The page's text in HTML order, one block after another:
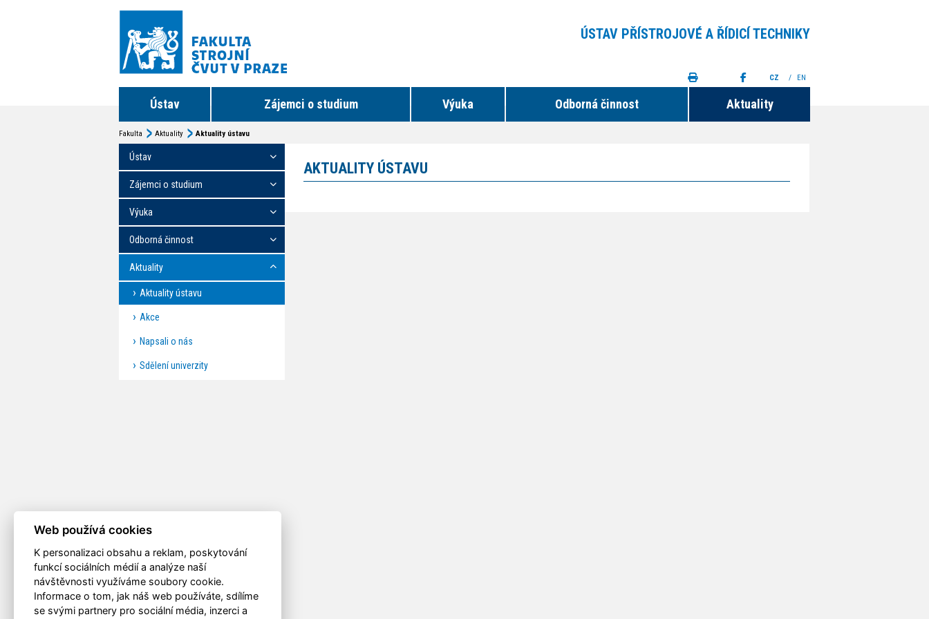
ÚSTAV PŘÍSTROJOVÉ A ŘÍDICÍ TECHNIKY
Ústav Zájemci o studium Výuka Odborná činnost Aktuality
CZ / EN
Fakulta Aktuality Aktuality ústavu
Ústav
Zájemci o studium
Výuka
Odborná činnost
Aktuality
Aktuality ústavu
Akce
Napsali o nás
Sdělení univerzity
AKTUALITY ÚSTAVU
Web používá cookies
K personalizaci obsahu a reklam, poskytování
funkcí sociálních médií a analýze naší
návštěvnosti využíváme soubory cookie.
Informace o tom, jak náš web používáte, sdílíme
se svými partnery pro sociální média, inzerci a